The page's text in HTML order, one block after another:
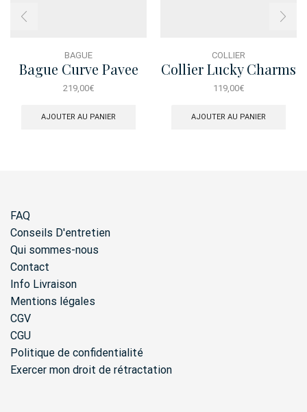
BAGUE
Bague Curve Pavee
T54
219,00€
AJOUTER AU PANIER
COLLIER
Collier Lucky Charms
Anguria
119,00€
AJOUTER AU PANIER
FAQ
Conseils D'entretien
Qui sommes-nous
Contact
Info Livraison
Mentions légales
CGV
CGU
Politique de confidentialité
Exercer mon droit de rétractation